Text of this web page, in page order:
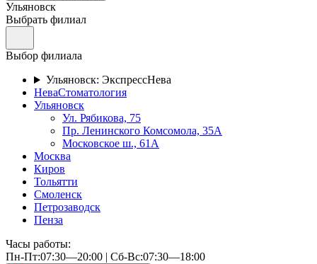
Ульяновск
Выбрать филиал
Выбор филиала
Ульяновск: ЭкспрессНева
НеваСтоматология
Ульяновск
Ул. Рябикова, 75
Пр. Ленинского Комсомола, 35А
Московское ш., 61А
Москва
Киров
Тольятти
Смоленск
Петрозаводск
Пенза
Часы работы:
Пн-Пт:07:30—20:00 | Cб-Вс:07:30—18:00